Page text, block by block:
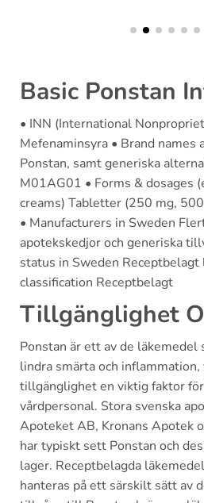
Basic Ponstan
• INN (International
Mefenaminsyra • Brand names
Ponstan, samt generiska
M01AG01 • Forms & dosages
creams) Tabletter (250 mg,
• Manufacturers in Sweden
apotekskedjor och generiska
status in Sweden Receptbelagt
classification Receptbelagt
Tillgänglighet
Ponstan är ett av de läkemedel
lindra smärta och
tillgänglighet en viktig faktor
vårdpersonal. Stora svenska
Apoteket AB, Kronans Apotek
har typiskt sett Ponstan och
lager. Receptbelagda
hanteras på ett särskilt sätt av